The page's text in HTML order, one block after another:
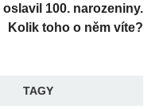
oslavil 100. narozeniny.
Kolik toho o něm víte?
TAGY